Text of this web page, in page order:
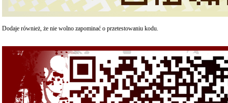
Dodaje również, że nie wolno zapominać o przetestowaniu kodu.